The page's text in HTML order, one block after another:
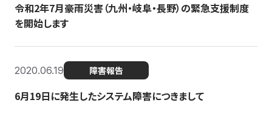
令和2年7月豪雨災害（九州・岐阜・長野）の緊急支援制度
を開始します
2020.06.19 障害報告
6月19日に発生したシステム障害につきまして